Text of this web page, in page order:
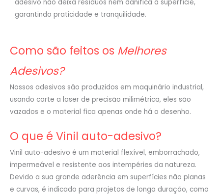
adesivo não deixa resíduos nem danifica a superfície,
garantindo praticidade e tranquilidade.
Como são feitos os Melhores
Adesivos?
Nossos adesivos são produzidos em maquinário industrial,
usando corte a laser de precisão milimétrica, eles são
vazados e o material fica apenas onde há o desenho.
O que é Vinil auto-adesivo?
Vinil auto-adesivo é um material flexível, emborrachado,
impermeável e resistente aos intempéries da natureza.
Devido a sua grande aderência em superfícies não planas
e curvas, é indicado para projetos de longa duração, como